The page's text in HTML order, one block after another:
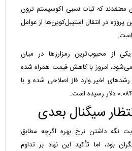
معتقدند که ثبات نسبی اکوسیستم ترون
پروژه در انتقال استیبل‌کوین‌ها از عوامل
از محبوب‌ترین رمزارز‌ها در میان
امروز با کاهش قیمت همراه شده
اخیر وارد فاز اصلاحی شده و با
سیگنال بعدی
نگه داشتن نرخ بهره اگرچه مطابق
بود، اما تأکید این نهاد بر تداوم